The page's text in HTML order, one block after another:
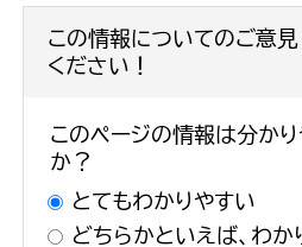
この情報についてのご意見
ください！
このページの情報は分か
か？
とてもわかりやすい
どちらかといえば、わか